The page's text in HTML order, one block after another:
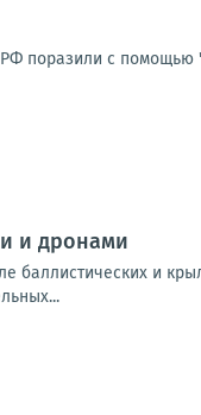
поразили с помощью
и дронами
баллистических и